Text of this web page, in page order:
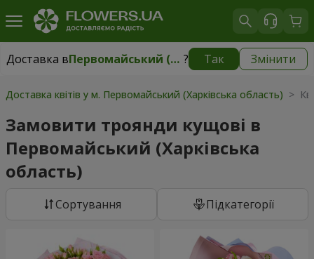
Доставка в Первомайський (Харківська область) ? Так Змінити
Доставка в Первомайський (Харківська область) |1247 грн
Доставка квітів у м. Первомайський (Харківська область) >
Замовити троянди кущові в
Первомайський (Харківська
область)
Сортування Підкатегорії